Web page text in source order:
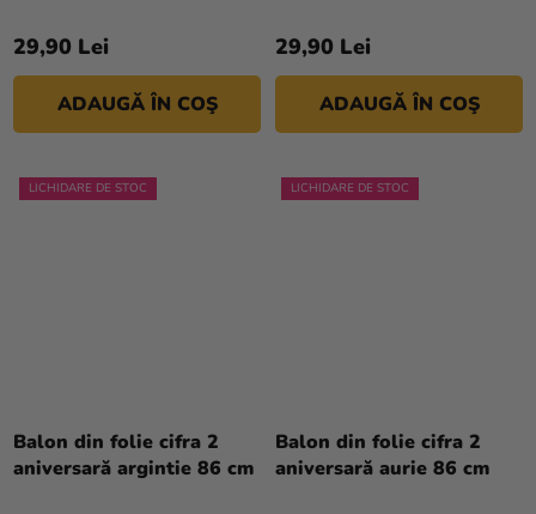
29,90 Lei
ADAUGĂ ÎN COŞ
29,90 Lei
ADAUGĂ ÎN COŞ
LICHIDARE DE STOC
Balon din folie cifra 2
aniversară argintie 86 cm
LICHIDARE DE STOC
Balon din folie cifra 2
aniversară aurie 86 cm